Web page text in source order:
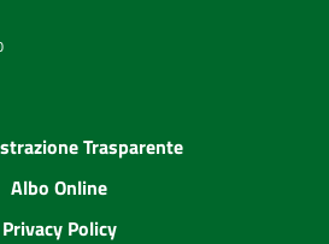
Trasparente
Albo Online
Privacy Policy